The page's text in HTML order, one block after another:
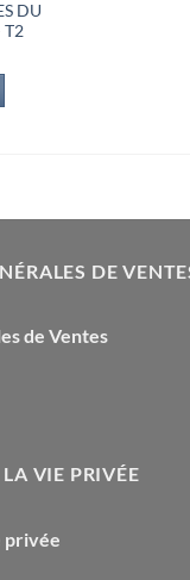
DU
T2
DE
de Ventes
VIE PRIVÉE
privée